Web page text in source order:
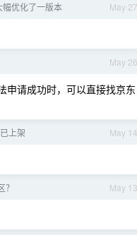
May 27
优化了一版本
May 26
申请成功时，可以直接找京东
May 14
上架
May 13